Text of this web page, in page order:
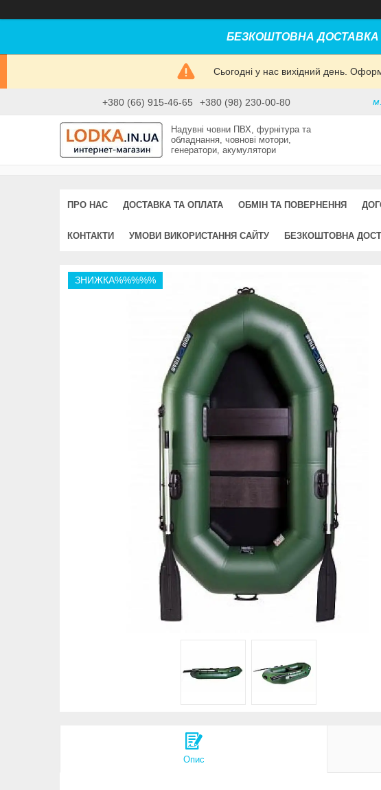
БЕЗКОШТОВНА ДОСТАВКА
Сьогодні у нас вихідний день.
+380 (66) 915-46-65 +380 (98) 230-00-80
Надувні човни ПВХ, фурнітура та
обладнання, човнові мотори,
генератори, акумулятори
ПРО НАС ДОСТАВКА ТА ОПЛАТА ОБМІН ТА ПОВЕРНЕННЯ
КОНТАКТИ УМОВИ ВИКОРИСТАННЯ САЙТУ БЕЗКОШТОВНА
ЗНИЖКА%%%%%
Опис